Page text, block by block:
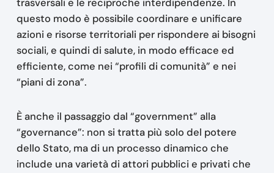
trasversali e le reciproche interdipendenze. In
questo modo è possibile coordinare e unificare
azioni e risorse territoriali per rispondere ai bisogni
sociali, e quindi di salute, in modo efficace ed
efficiente, come nei “profili di comunità” e nei
“piani di zona”.
È anche il passaggio dal “government” alla
“governance”: non si tratta più solo del potere
dello Stato, ma di un processo dinamico che
include una varietà di attori pubblici e privati che